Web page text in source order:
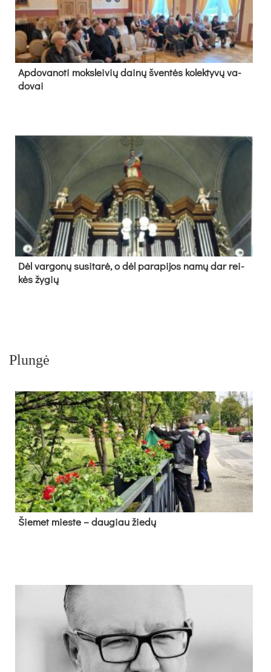
Ap­do­va­no­ti moks­lei­vių dai­nų šven­tės ko­lek­ty­vų va­
do­vai
Dėl var­go­nų su­si­ta­rė, o dėl pa­ra­pi­jos na­mų dar rei­
kės žy­gių
Plungė
Šie­met mies­te – dau­giau žie­dų